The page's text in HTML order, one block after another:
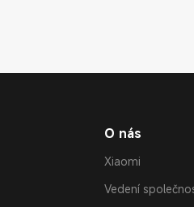
O nás
Xiaomi
Vedení